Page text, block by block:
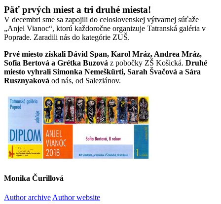
Päť prvých miest a tri druhé miesta!
V decembri sme sa zapojili do celoslovenskej výtvarnej súťaže
„Anjel Vianoc“, ktorú každoročne organizuje Tatranská galéria v
Poprade. Zaradili nás do kategórie ZUŠ.
Prvé miesto získali Dávid Span, Karol Mráz, Andrea Mráz,
Sofia Bertová a Grétka Buzová z pobočky ZŠ Košická. Druhé
miesto vyhrali Simonka Nemeškürti, Sarah Švačová a Sára
Rusznyaková od nás, od Saleziánov.
Monika Čurillová
Author archiveAuthor website